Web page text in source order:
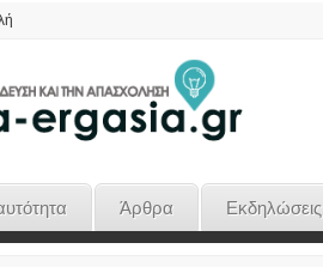
Άρθρα Εκδηλώσεις